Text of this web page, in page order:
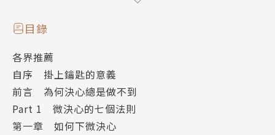
活中，想要改變，不是要下更大的決心，而是要善用微
決心（microresolution）。先找出能產生效果的微
累，改變也毫不費力。
全書分為17章，作者以成功與失敗經驗為例，解釋並
示範練習微決心的7個法則：
目錄
各界推薦
自序 掛上鑰匙的意義
前言 為何決心總是做不到
Part 1 微決心的七個法則
第一章 如何下微決心